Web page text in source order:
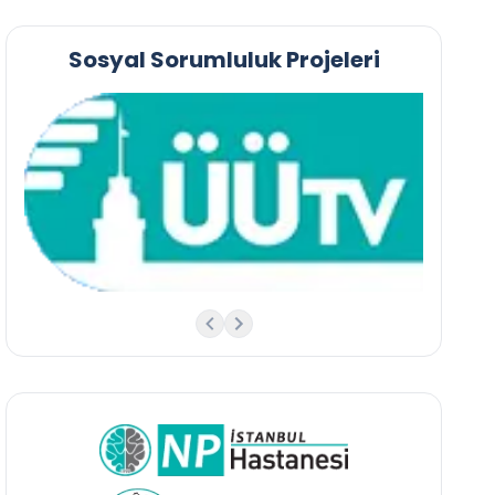
Sosyal Sorumluluk Projeleri